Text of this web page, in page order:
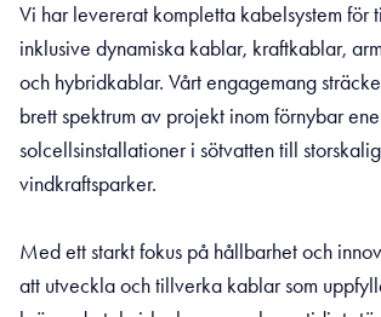
Vi har levererat kompletta kabelsystem för
inklusive dynamiska kablar, kraftkablar,
och hybridkablar. Vårt engagemang
brett spektrum av projekt inom förnybar
solcellsinstallationer i sötvatten till
vindkraftsparker.
Med ett starkt fokus på hållbarhet och
att utveckla och tillverka kablar som